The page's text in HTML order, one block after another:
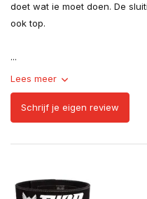
doet wat ie moet doen. De
ook top.
...
Lees meer
Schrijf je eigen review